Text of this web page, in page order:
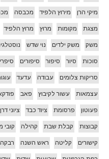
מיקי הרן מירוץ הלפיד מכבסה
מצגת מקומות מרוץ מרוץ הלפיד
משק משק ילדים נוי שדש
סוכות סיור סיפור סיפורים
סריקות צלומים עבודה עדעד
עצמאות עשור לקיבוץ פאב
פעוטון פרסומת ציוד כבד ציוני
קבוצות קבלת שבת קהילה קובי
קישורים קליטה ראש השנה